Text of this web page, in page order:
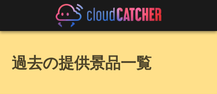
過去の提供景品一覧